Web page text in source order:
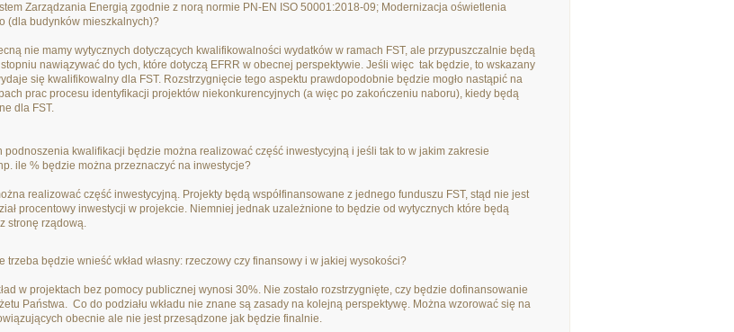
Zarządzania Energią zgodnie z norą normie PN-EN ISO 50001:2018-09; Modernizacja oświetlenia
(dla budynków mieszkalnych)?
nie mamy wytycznych dotyczących kwalifikowalności wydatków w ramach FST, ale przypuszczalnie będą
nawiązywać do tych, które dotyczą EFRR w obecnej perspektywie. Jeśli więc tak będzie, to wskazany
się kwalifikowalny dla FST. Rozstrzygnięcie tego aspektu prawdopodobnie będzie mogło nastąpić na
prac procesu identyfikacji projektów niekonkurencyjnych (a więc po zakończeniu naboru), kiedy będą
dla FST.
podnoszenia kwalifikacji będzie można realizować część inwestycyjną i jeśli tak to w jakim zakresie
ile % będzie można przeznaczyć na inwestycje?
realizować część inwestycyjną. Projekty będą współfinansowane z jednego funduszu FST, stąd nie jest
procentowy inwestycji w projekcie. Niemniej jednak uzależnione to będzie od wytycznych które będą
stronę rządową.
trzeba będzie wnieść wkład własny: rzeczowy czy finansowy i w jakiej wysokości?
w projektach bez pomocy publicznej wynosi 30%. Nie zostało rozstrzygnięte, czy będzie dofinansowanie
Państwa. Co do podziału wkładu nie znane są zasady na kolejną perspektywę. Można wzorować się na
obecnie ale nie jest przesądzone jak będzie finalnie.